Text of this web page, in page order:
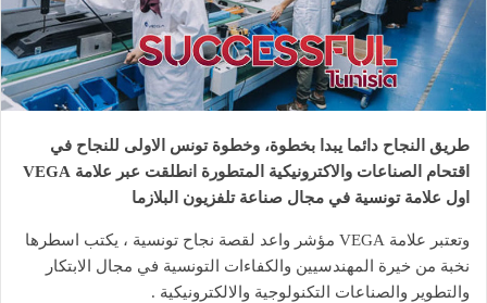
طريق النجاح دائما يبدا بخطوة، وخطوة تونس الاولى للنجاح في
اقتحام الصناعات والاكترونيكية المتطورة انطلقت عبر علامة VEGA
اول علامة تونسية في مجال صناعة تلفزيون البلازما
وتعتبر علامة VEGA مؤشر واعد لقصة نجاح تونسية ، يكتب اسطرها
نخبة من خيرة المهندسيين والكفاءات التونسية في مجال الابتكار
والتطوير والصناعات التكنولوجية والالكترونيكية .